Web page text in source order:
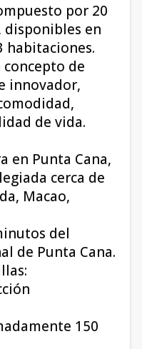
por 20
en
habitaciones.
de
innovador,
de vida.
en Punta Cana,
cerca de
Macao,
del
de Punta Cana.
150